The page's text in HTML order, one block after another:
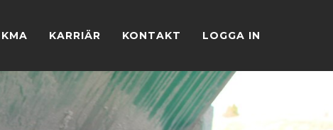
KMA KARRIÄR KONTAKT LOGGA IN